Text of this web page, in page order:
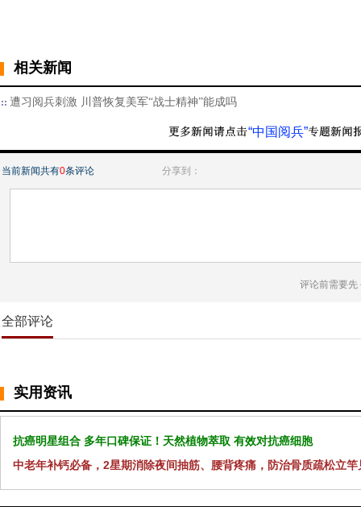
相关新闻
遭习阅兵刺激 川普恢复美军“战士精神”能成吗
“中国阅兵”
当前新闻共有0条评论 分享到：
评论前需要先
全部评论
实用资讯
抗癌明星组合 多年口碑保证！天然植物萃取 有效对抗癌细胞
中老年补钙必备，2星期消除夜间抽筋、腰背疼痛，防治骨质疏松立竿